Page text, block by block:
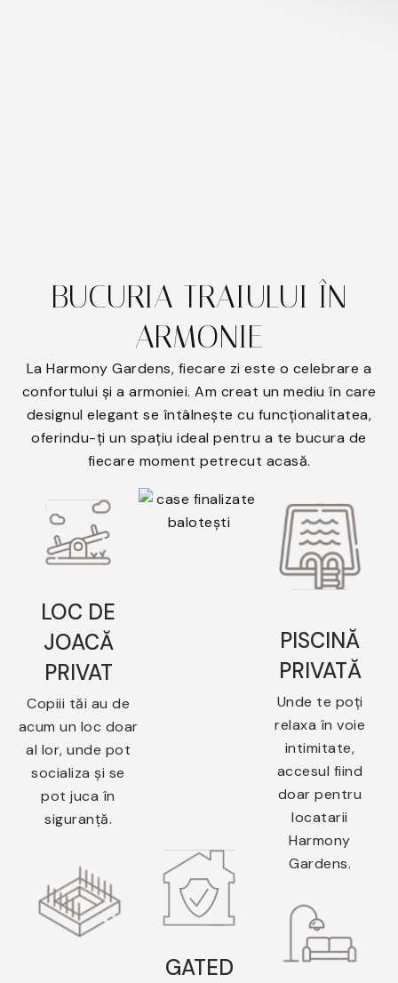
BUCURIA TRAIULUI ÎN
ARMONIE
La Harmony Gardens, fiecare zi este o celebrare a
confortului și a armoniei. Am creat un mediu în care
designul elegant se întâlnește cu funcționalitatea,
oferindu-ți un spațiu ideal pentru a te bucura de
fiecare moment petrecut acasă.
LOC DE
JOACĂ
PRIVAT
Copiii tăi au de
acum un loc doar
al lor, unde pot
socializa și se
pot juca în
siguranță.
GATED
PISCINĂ
PRIVATĂ
Unde te poți
relaxa în voie
intimitate,
accesul fiind
doar pentru
locatarii
Harmony
Gardens.